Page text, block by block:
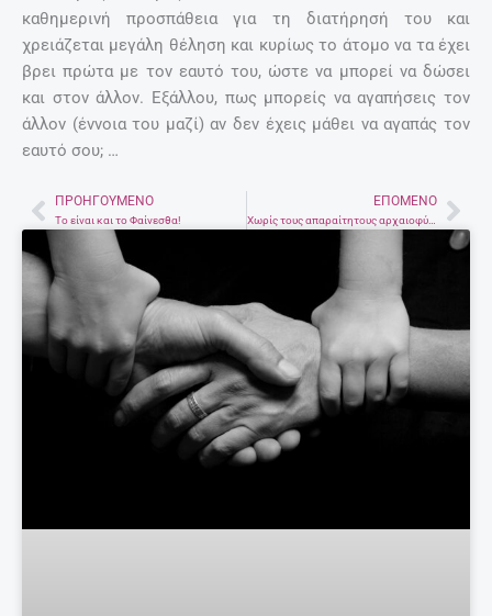
καθημερινή προσπάθεια για τη διατήρησή του και
χρειάζεται μεγάλη θέληση και κυρίως το άτομο να τα έχει
βρει πρώτα με τον εαυτό του, ώστε να μπορεί να δώσει
και στον άλλον. Εξάλλου, πως μπορείς να αγαπήσεις τον
άλλον (έννοια του μαζί) αν δεν έχεις μάθει να αγαπάς τον
εαυτό σου; …
PrevΠΡΟΗΓΟΎΜΕΝΟ
Το είναι και το Φαίνεσθα!
ΕΠΌΜΕΝΟ
Χωρίς τους απαραίτητους αρχαιοφύλακες η Κρήτη;